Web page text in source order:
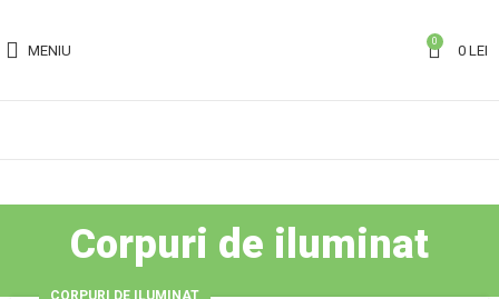
MENIU
0
0 LEI
Corpuri de iluminat
CORPURI DE ILUMINAT